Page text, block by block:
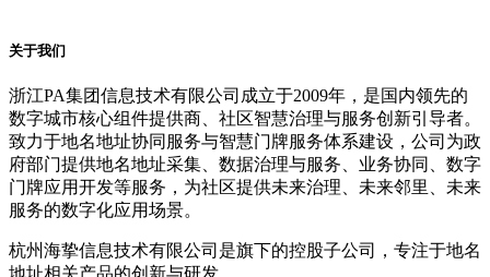
关于我们
浙江PA集团信息技术有限公司成立于2009年，是国内领先的
数字城市核心组件提供商、社区智慧治理与服务创新引导者。
致力于地名地址协同服务与智慧门牌服务体系建设，公司为政
府部门提供地名地址采集、数据治理与服务、业务协同、数字
门牌应用开发等服务，为社区提供未来治理、未来邻里、未来
服务的数字化应用场景。
杭州海挚信息技术有限公司是旗下的控股子公司，专注于地名
地址相关产品的创新与研发。